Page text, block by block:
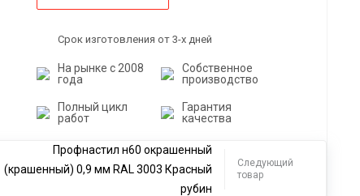
Срок изготовления от 3-х дней
На рынке с 2008
года
Собственное
производство
Полный цикл
работ
Гарантия
качества
Профнастил н60 окрашенный
(крашенный) 0,9 мм RAL 3003 Красный
рубин
Следующий
товар